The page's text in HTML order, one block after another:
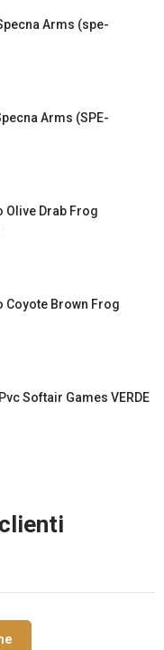
Arms (spe-
Arms (SPE-
Olive Drab Frog
Coyote Brown Frog
Softair Games VERDE